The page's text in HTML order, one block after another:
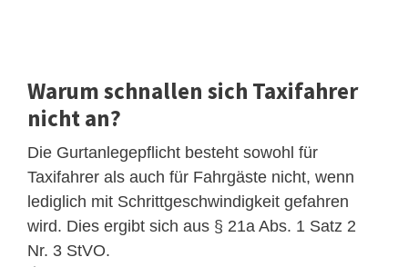
Warum schnallen sich Taxifahrer
nicht an?
Die Gurtanlegepflicht besteht sowohl für
Taxifahrer als auch für Fahrgäste nicht, wenn
lediglich mit Schrittgeschwindigkeit gefahren
wird. Dies ergibt sich aus § 21a Abs. 1 Satz 2
Nr. 3 StVO.